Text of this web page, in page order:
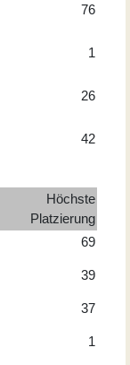
76
1
26
42
Höchste
Platzierung
69
39
37
1